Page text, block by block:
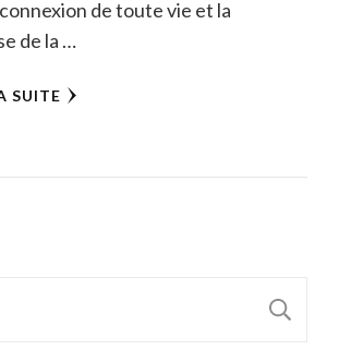
de toute vie et la
de la …
SUITE